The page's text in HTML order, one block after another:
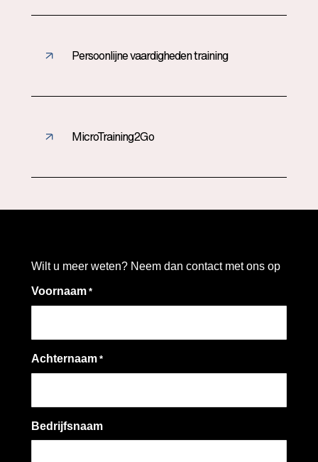
Persoonlijne vaardigheden training
MicroTraining2Go
Wilt u meer weten? Neem dan contact met ons op
Voornaam *
Achternaam *
Bedrijfsnaam